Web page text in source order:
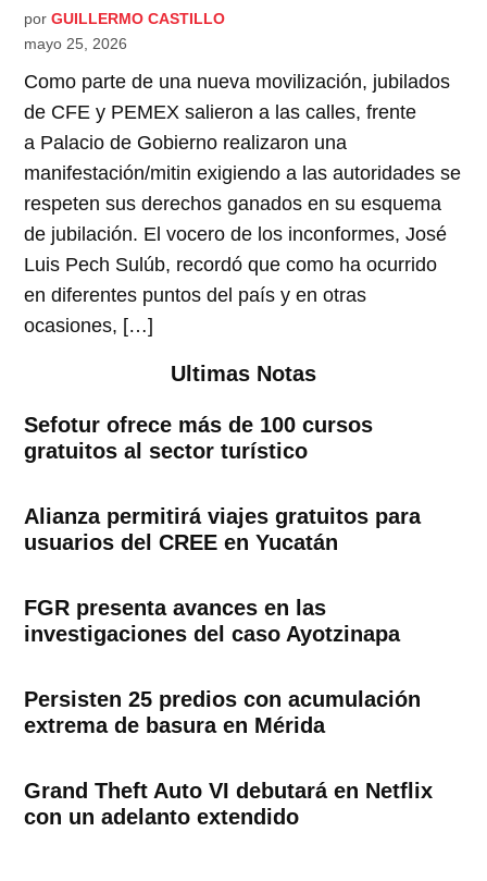
por GUILLERMO CASTILLO
mayo 25, 2026
Como parte de una nueva movilización, jubilados
de CFE y PEMEX salieron a las calles, frente
a Palacio de Gobierno realizaron una
manifestación/mitin exigiendo a las autoridades se
respeten sus derechos ganados en su esquema
de jubilación. El vocero de los inconformes, José
Luis Pech Sulúb, recordó que como ha ocurrido
en diferentes puntos del país y en otras
ocasiones, […]
Ultimas Notas
Sefotur ofrece más de 100 cursos
gratuitos al sector turístico
Alianza permitirá viajes gratuitos para
usuarios del CREE en Yucatán
FGR presenta avances en las
investigaciones del caso Ayotzinapa
Persisten 25 predios con acumulación
extrema de basura en Mérida
Grand Theft Auto VI debutará en Netflix
con un adelanto extendido